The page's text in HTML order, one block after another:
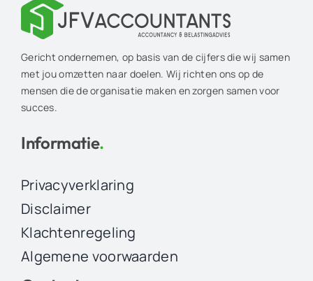
Gericht ondernemen, op basis van de cijfers die wij samen
met jou omzetten naar doelen. Wij richten ons op de
mensen die de organisatie maken en zorgen samen voor
succes.
Informatie.
Privacyverklaring
Disclaimer
Klachtenregeling
Algemene voorwaarden